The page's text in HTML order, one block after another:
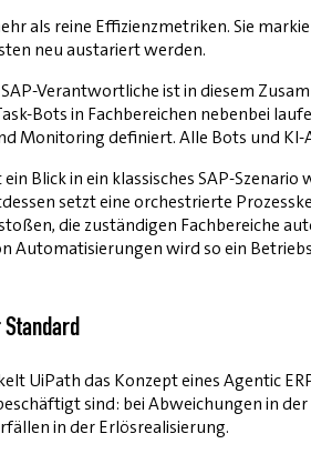
als reine Effizienzmetriken. Sie
neu austariert werden.
Verantwortliche ist in diesem
Bots in Fachbereichen nebenbei
Monitoring definiert. Alle Bots und
Blick in ein klassisches SAP-
setzt eine orchestrierte
die zuständigen Fachbereiche
Automatisierungen wird so ein
Standard
UiPath das Konzept eines Agentic
sind: bei Abweichungen in
in der Erlösrealisierung.